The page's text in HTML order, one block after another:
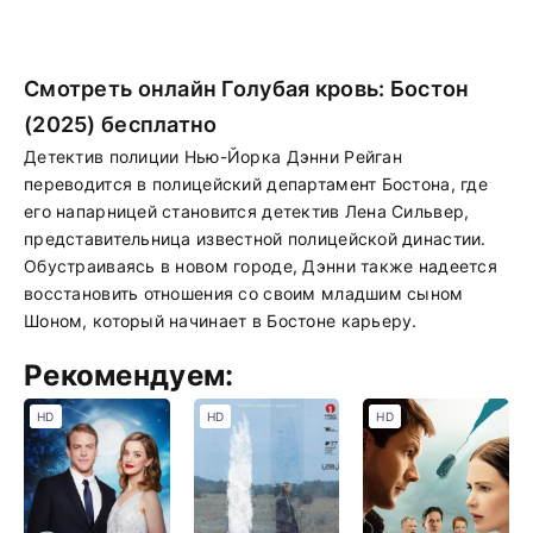
Смотреть онлайн Голубая кровь: Бостон
(2025) бесплатно
Детектив полиции Нью-Йорка Дэнни Рейган
переводится в полицейский департамент Бостона, где
его напарницей становится детектив Лена Сильвер,
представительница известной полицейской династии.
Обустраиваясь в новом городе, Дэнни также надеется
восстановить отношения со своим младшим сыном
Шоном, который начинает в Бостоне карьеру.
Рекомендуем:
HD HD HD